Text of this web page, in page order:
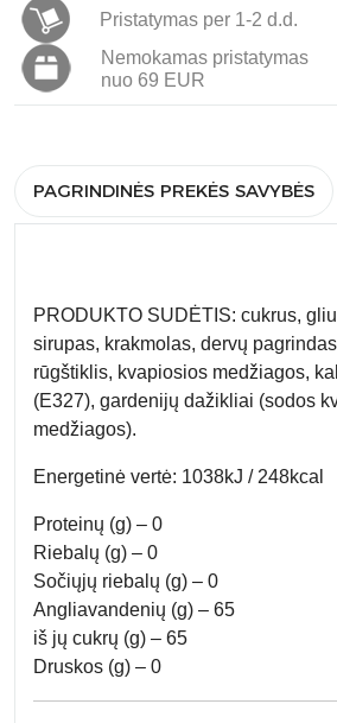
Pristatymas per 1-2 d.d.
Nemokamas pristatymas
nuo 69 EUR
PAGRINDINĖS PREKĖS SAVYBĖS
PRODUKTO SUDĖTIS: cukrus,
sirupas, krakmolas, dervų
rūgštiklis, kvapiosios medžiagos,
(E327), gardenijų dažikliai (sodos
medžiagos).
Energetinė vertė: 1038kJ / 248kcal
Proteinų (g) – 0
Riebalų (g) – 0
Sočiųjų riebalų (g) – 0
Angliavandenių (g) – 65
iš jų cukrų (g) – 65
Druskos (g) – 0